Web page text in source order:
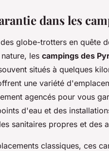
dans les
globe-trotters en quête
les campings des
situés à quelques
une variété
agencés pour vous
d'eau et des
sanitaires propres et des
classiques, ces